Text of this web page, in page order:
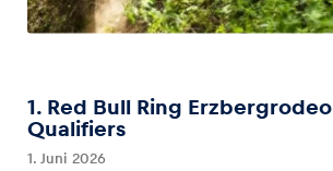
1. Red Bull Ring Erzbergrodeo
Qualifiers
1. Juni 2026